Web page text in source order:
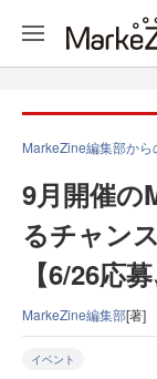
MarkeZine編集部から
9月開催の
るチャン
【6/26応
MarkeZine編集部[著]
イベント